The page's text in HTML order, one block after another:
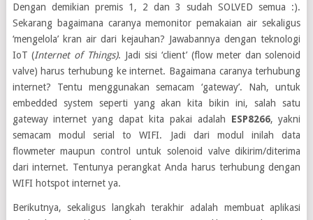
Dengan demikian premis 1, 2 dan 3 sudah SOLVED semua :).
Sekarang bagaimana caranya memonitor pemakaian air sekaligus
‘mengelola’ kran air dari kejauhan? Jawabannya dengan teknologi
IoT (Internet of Things). Jadi sisi ‘client’ (flow meter dan solenoid
valve) harus terhubung ke internet. Bagaimana caranya terhubung
internet? Tentu menggunakan semacam ‘gateway’. Nah, untuk
embedded system seperti yang akan kita bikin ini, salah satu
gateway internet yang dapat kita pakai adalah ESP8266, yakni
semacam modul serial to WIFI. Jadi dari modul inilah data
flowmeter maupun control untuk solenoid valve dikirim/diterima
dari internet. Tentunya perangkat Anda harus terhubung dengan
WIFI hotspot internet ya.
Berikutnya, sekaligus langkah terakhir adalah membuat aplikasi